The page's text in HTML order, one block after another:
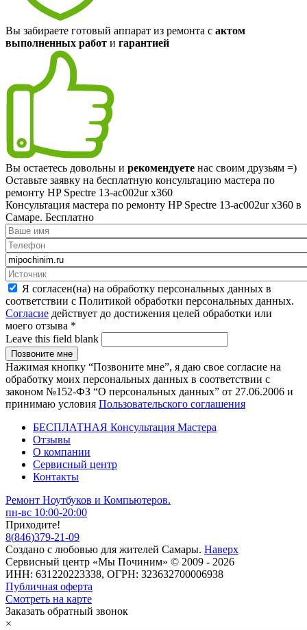
Вы забираете готовый аппарат из ремонта с актом
выполненных работ и гарантией
Вы остаетесь довольны и рекомендуете нас своим друзьям =)
Оставьте заявку на бесплатную консультацию мастера по
ремонту HP Spectre 13-ac002ur x360
Консультация мастера по ремонту HP Spectre 13-ac002ur x360 в
Самаре. Бесплатно
Я согласен(на) на обработку персональных данных в
соответствии с Политикой обработки персональных данных.
Согласие действует до достижения целей обработки или
моего отзыва *
Leave this field blank
Нажимая кнопку “Позвоните мне”, я даю свое согласие на
обработку моих персональных данных в соответствии с
законом №152-ФЗ “О персональных данных” от 27.06.2006 и
принимаю условия Пользовательского соглашения
БЕСПЛАТНАЯ Консультация Мастера
Отзывы
О компании
Сервисный центр
Контакты
Ремонт Ноутбуков и Компьютеров.
пн-вс 10:00-20:00
Приходите!
8(846)379-21-09
Создано с любовью для жителей Самары. Наверх
Сервисный центр «Мы Починим» © 2009 - 2026
ИНН: 631220223338, ОГРН: 323632700006938
Публичная оферта
Смотреть на карте
Заказать обратный звонок
×